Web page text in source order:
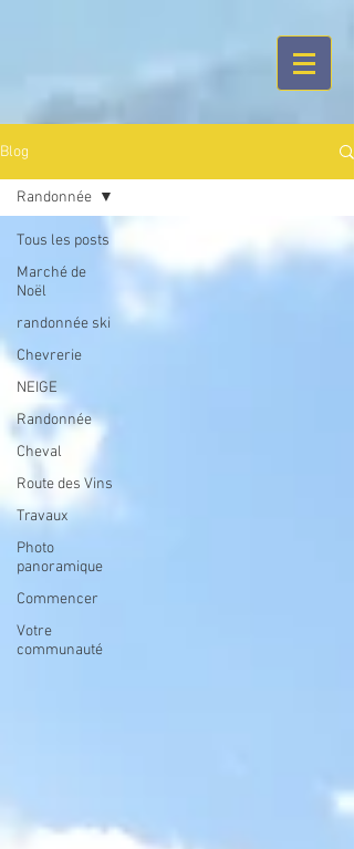
Blog
Tous les posts
Marché de
Noël
randonnée ski
Chevrerie
NEIGE
Randonnée
Cheval
Route des Vins
Travaux
Photo
panoramique
Commencer
Votre
communauté
Randonnée